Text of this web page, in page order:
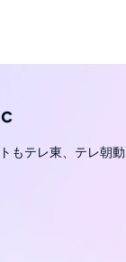
もテレ東、テレ朝動